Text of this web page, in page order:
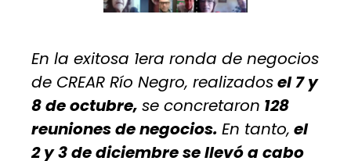
En la exitosa 1era ronda de negocios
de CREAR Río Negro, realizadosel 7 y
8 de octubre, se concretaron 128
reuniones de negocios. En tanto, el
2 y 3 de diciembre se llevó a cabo